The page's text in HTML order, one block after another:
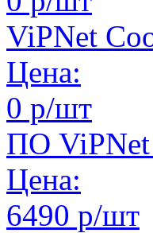
ViPNet
Цена:
0 р/шт
ПО
Цена:
6490 р/шт